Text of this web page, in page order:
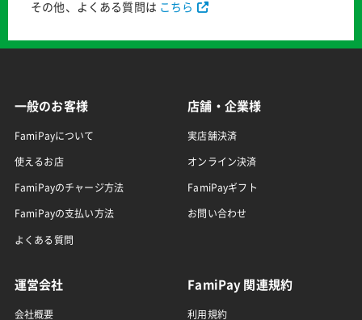
その他、よくある質問は こちら
一般のお客様
FamiPayについて
使えるお店
FamiPayのチャージ方法
FamiPayの支払い方法
よくある質問
店舗・企業様
実店舗決済
オンライン決済
FamiPayギフト
お問い合わせ
運営会社
会社概要
FamiPay 関連規約
利用規約